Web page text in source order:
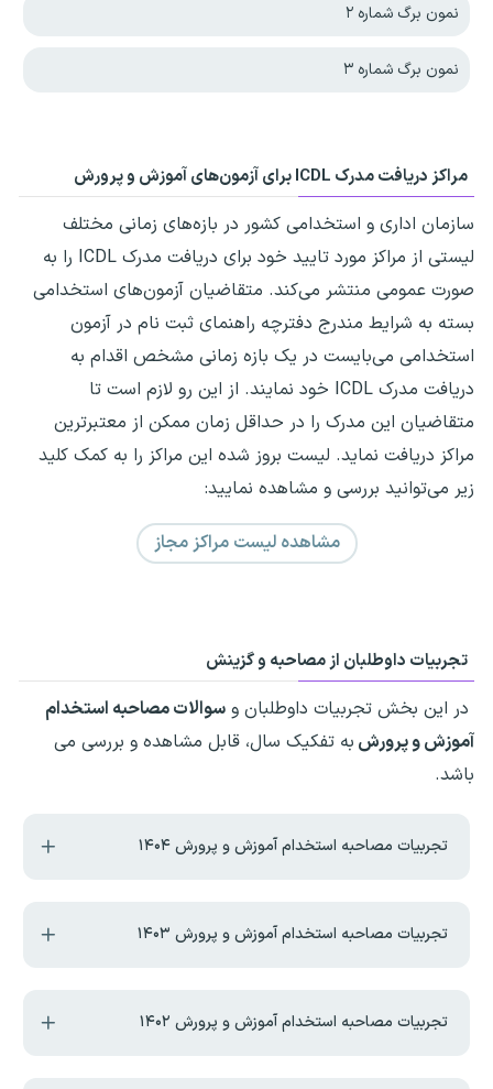
نمون برگ شماره ۲
نمون برگ شماره ۳
مراکز دریافت مدرک ICDL برای آزمون‌های آموزش و پرورش
سازمان اداری و استخدامی کشور در بازه‌های زمانی مختلف
لیستی از مراکز مورد تایید خود برای دریافت مدرک ICDL را به
صورت عمومی منتشر می‌کند. متقاضیان آزمون‌های استخدامی
بسته به شرایط مندرج دفترچه راهنمای ثبت نام در آزمون
استخدامی می‌بایست در یک بازه زمانی مشخص اقدام به
دریافت مدرک ICDL خود نمایند. از این رو لازم است تا
متقاضیان این مدرک را در حداقل زمان ممکن از معتبرترین
مراکز دریافت نماید. لیست بروز شده این مراکز را به کمک کلید
زیر می‌توانید بررسی و مشاهده نمایید:
مشاهده لیست مراکز مجاز
تجربیات داوطلبان از مصاحبه و گزینش
در این بخش تجربیات داوطلبان و سوالات مصاحبه استخدام
آموزش و پرورش به تفکیک سال، قابل مشاهده و بررسی می
باشد.
تجربیات مصاحبه استخدام آموزش و پرورش ۱۴۰۴
تجربیات مصاحبه استخدام آموزش و پرورش ۱۴۰۳
تجربیات مصاحبه استخدام آموزش و پرورش ۱۴۰۲